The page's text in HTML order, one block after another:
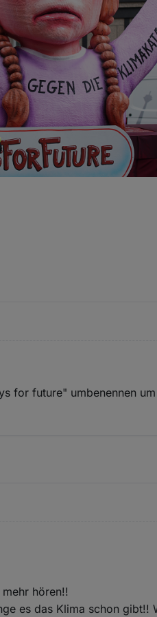
for future" umbenennen
hören!!
es das Klima schon gibt!!